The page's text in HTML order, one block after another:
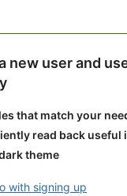
new user and
that match your
read back useful
theme
with signing up